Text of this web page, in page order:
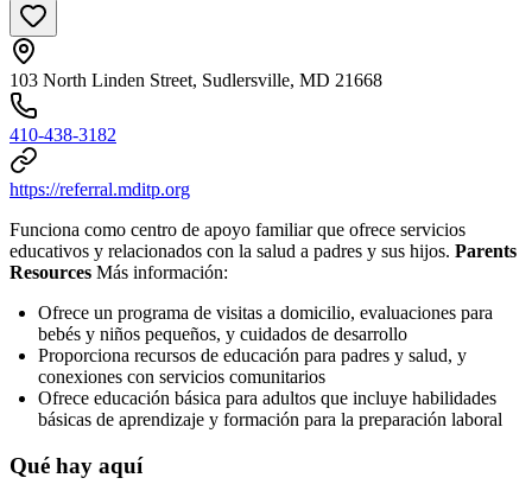
103 North Linden Street, Sudlersville, MD 21668
410-438-3182
https://referral.mditp.org
Funciona como centro de apoyo familiar que ofrece servicios
educativos y relacionados con la salud a padres y sus hijos. Parents
Resources Más información:
Ofrece un programa de visitas a domicilio, evaluaciones para
bebés y niños pequeños, y cuidados de desarrollo
Proporciona recursos de educación para padres y salud, y
conexiones con servicios comunitarios
Ofrece educación básica para adultos que incluye habilidades
básicas de aprendizaje y formación para la preparación laboral
Qué hay aquí